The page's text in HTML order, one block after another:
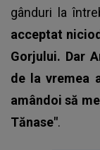
gânduri la
acceptat
Gorjului. Dar
de la vremea
amândoi să
Tănase".